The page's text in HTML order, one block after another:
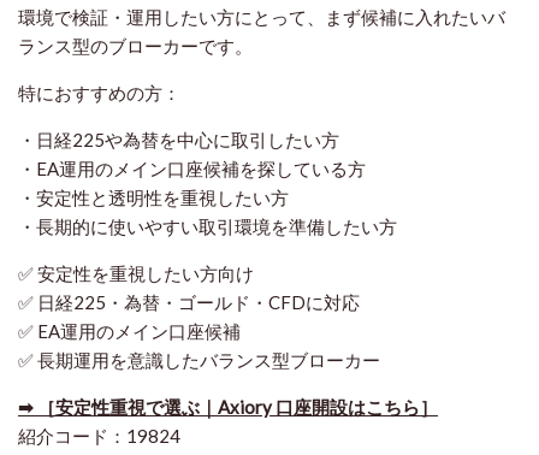
環境で検証・運用したい方にとって、まず候補に入れたいバ
ランス型のブローカーです。
特におすすめの方：
・日経225や為替を中心に取引したい方
・EA運用のメイン口座候補を探している方
・安定性と透明性を重視したい方
・長期的に使いやすい取引環境を準備したい方
✅ 安定性を重視したい方向け
✅ 日経225・為替・ゴールド・CFDに対応
✅ EA運用のメイン口座候補
✅ 長期運用を意識したバランス型ブローカー
➡ ［安定性重視で選ぶ｜Axiory 口座開設はこちら］
紹介コード：19824